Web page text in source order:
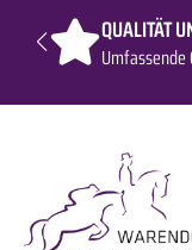
QUALITÄT